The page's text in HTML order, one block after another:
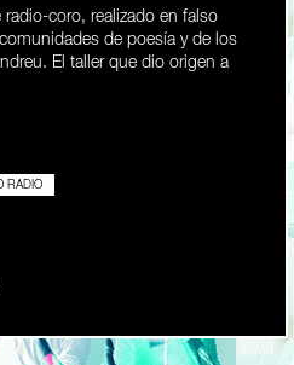
coro, realizado en falso
de poesía y de los
El taller que dio origen a
RADIO